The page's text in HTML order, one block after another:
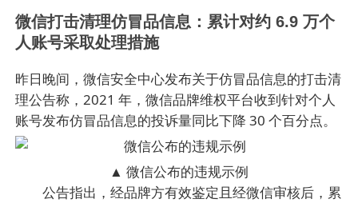
微信打击清理仿冒品信息：累计对约 6.9 万个
人账号采取处理措施
昨日晚间，微信安全中心发布关于仿冒品信息的打击清
理公告称，2021 年，微信品牌维权平台收到针对个人
账号发布仿冒品信息的投诉量同比下降 30 个百分点。
▲ 微信公布的违规示例
公告指出，经品牌方有效鉴定且经微信审核后，累